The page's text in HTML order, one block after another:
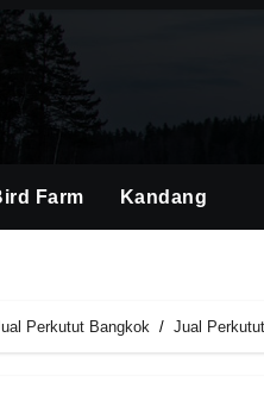
Farm Kandang
Perkutut Bangkok Jual